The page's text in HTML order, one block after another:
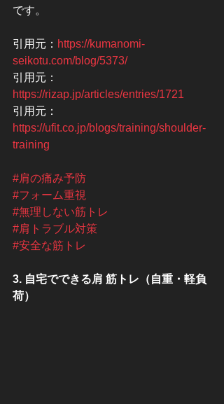
です。
引用元： https://kumanomi-
seikotu.com/blog/5373/
引用元：
https://rizap.jp/articles/entries/1721
引用元：
https://ufit.co.jp/blogs/training/shoulder-
training
#肩の痛み予防
#フォーム重視
#無理しない筋トレ
#肩トラブル対策
#安全な筋トレ
3. 自宅でできる肩 筋トレ（自重・軽負
荷）